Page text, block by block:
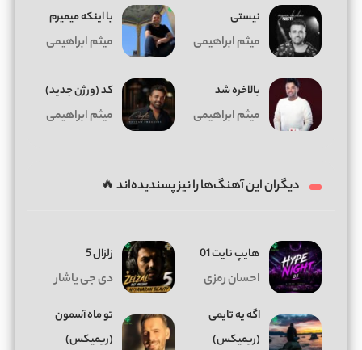
نیستی
میثم ابراهیمی
با اینکه میمیرم
میثم ابراهیمی
بالاخره شد
میثم ابراهیمی
کد (ورژن جدید)
میثم ابراهیمی
دیگران این آهنگ‌ها را نیز پسندیده‌اند 🔥
هایپ نایت 01
احسان رمزی
زلزال 5
دی جی یاشار
اگه یه تایمی
(ریمیکس)
تو ماه آسمون
(ریمیکس)